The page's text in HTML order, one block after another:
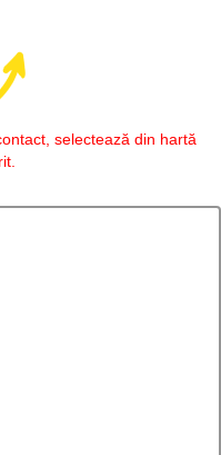
selectează din hartă